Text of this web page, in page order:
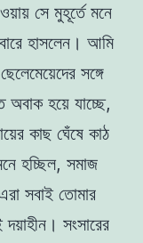
সে মুহূর্তে মনে
হাসলেন। আমি
সঙ্গে
অবাক হয়ে যাচ্ছে,
কাছ ঘেঁষে কাঠ
হচ্ছিল, সমাজ
সবাই তোমার
সংসারের